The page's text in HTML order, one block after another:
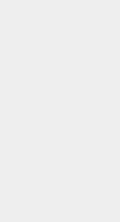
o
servicios